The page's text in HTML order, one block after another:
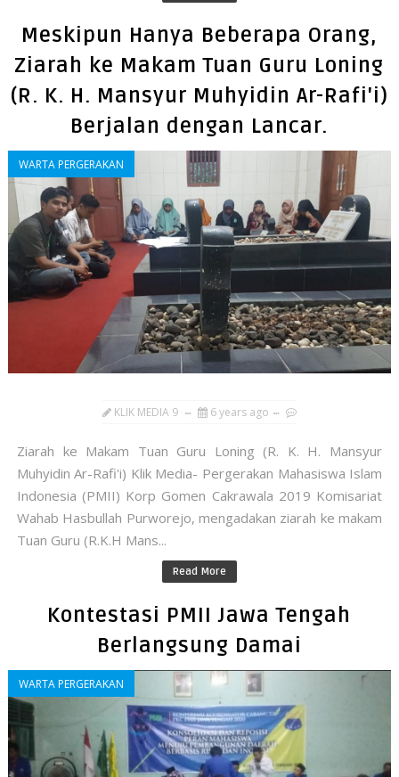
Meskipun Hanya Beberapa Orang,
Ziarah ke Makam Tuan Guru Loning
(R. K. H. Mansyur Muhyidin Ar-Rafi'i)
Berjalan dengan Lancar.
WARTA PERGERAKAN
KLIK MEDIA 9 6 years ago
Ziarah ke Makam Tuan Guru Loning (R. K. H. Mansyur
Muhyidin Ar-Rafi'i) Klik Media- Pergerakan Mahasiswa Islam
Indonesia (PMII) Korp Gomen Cakrawala 2019 Komisariat
Wahab Hasbullah Purworejo, mengadakan ziarah ke makam
Tuan Guru (R.K.H Mans...
Read More
Kontestasi PMII Jawa Tengah
Berlangsung Damai
WARTA PERGERAKAN